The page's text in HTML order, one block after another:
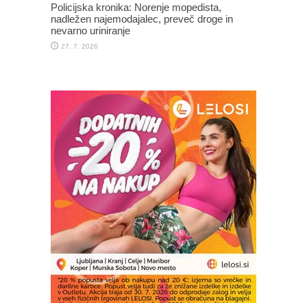
Policijska kronika: Norenje mopedista,
nadležen najemodajalec, preveč droge in
nevarno uriniranje
27. 7. 2026